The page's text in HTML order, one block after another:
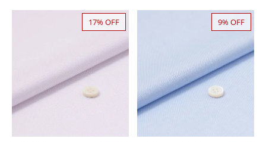
17% OFF 9% OFF